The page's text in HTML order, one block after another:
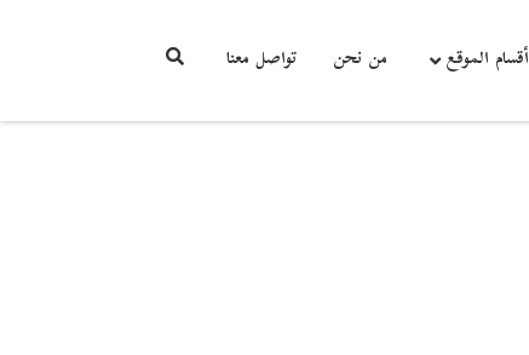
أقسام الموقع من نحن تواصل معنا